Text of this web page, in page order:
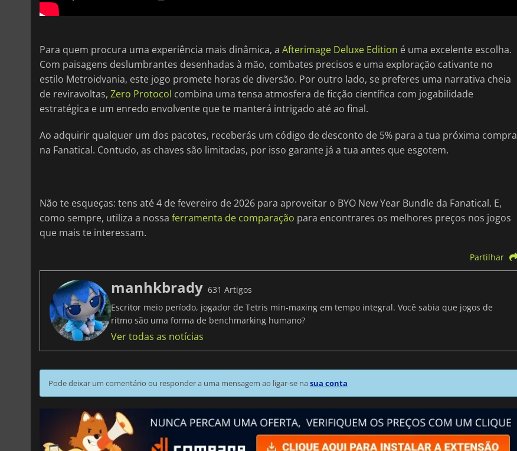
Para quem procura uma experiência mais dinâmica, a Afterimage Deluxe Edition é uma excelente escolha.
Com paisagens deslumbrantes desenhadas à mão, combates precisos e uma exploração cativante no
estilo Metroidvania, este jogo promete horas de diversão. Por outro lado, se preferes uma narrativa cheia
de reviravoltas, Zero Protocol combina uma tensa atmosfera de ficção científica com jogabilidade
estratégica e um enredo envolvente que te manterá intrigado até ao final.
Ao adquirir qualquer um dos pacotes, receberás um código de desconto de 5% para a tua próxima compra
na Fanatical. Contudo, as chaves são limitadas, por isso garante já a tua antes que esgotem.
Não te esqueças: tens até 4 de fevereiro de 2026 para aproveitar o BYO New Year Bundle da Fanatical. E,
como sempre, utiliza a nossa ferramenta de comparação para encontrares os melhores preços nos jogos
que mais te interessam.
Partilhar
manhkbrady 631 Artigos
Escritor meio período, jogador de Tetris min-maxing em tempo integral. Você sabia que jogos de
ritmo são uma forma de benchmarking humano?
Ver todas as notícias
Pode deixar um comentário ou responder a uma mensagem ao ligar-se nasua conta